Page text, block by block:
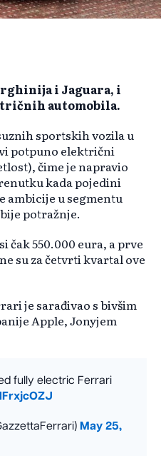
i Jaguara, i
automobila.
sportskih vozila u
potpuno električni
čime je napravio
kada pojedini
ambicije u segmentu
potražnje.
čak 550.000 eura, a prve
su za četvrti kvartal ove
je sarađivao s bivšim
Apple, Jonyjem
fully electric Ferrari
May 25,